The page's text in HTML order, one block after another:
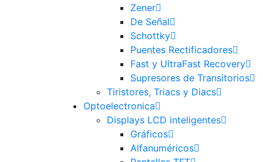
Zener
De Señal
Schottky
Puentes Rectificadores
Fast y UltraFast Recovery
Supresores de Transitorios
Tiristores, Triacs y Diacs
Optoelectronica
Displays LCD inteligentes
Gráficos
Alfanuméricos